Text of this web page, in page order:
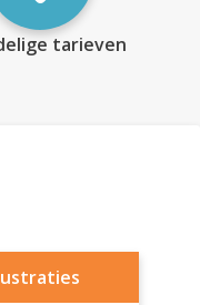
tarieven